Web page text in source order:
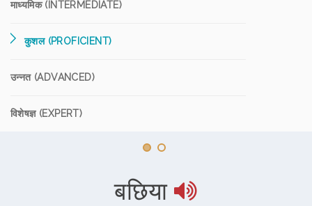
माध्यमिक (INTERMEDIATE)
कुशल (PROFICIENT)
उन्नत (ADVANCED)
विशेषज्ञ (EXPERT)
बछिया